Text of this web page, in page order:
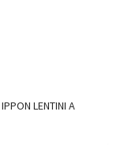
LENTINI A